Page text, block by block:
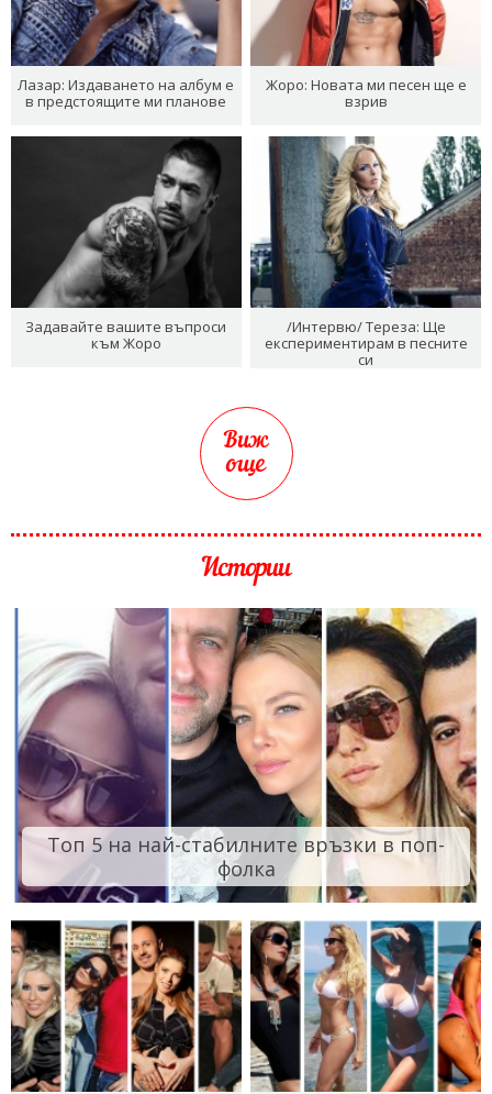
Лазар: Издаването на албум е
в предстоящите ми планове
Жоро: Новата ми песен ще е
взрив
Задавайте вашите въпроси
към Жоро
/Интервю/ Тереза: Ще
експериментирам в песните
си
Виж
още
Истории
Топ 5 на най-стабилните връзки в поп-
фолка